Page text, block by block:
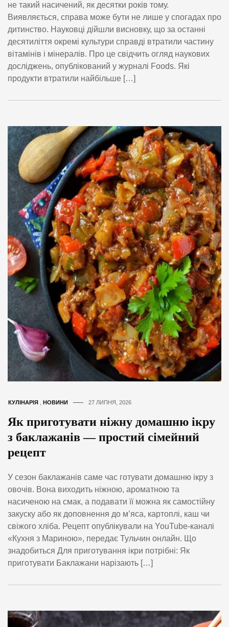
не такий насичений, як десятки років тому.
Виявляється, справа може бути не лише у спогадах про
дитинство. Науковці дійшли висновку, що за останні
десятиліття окремі культури справді втратили частину
вітамінів і мінералів. Про це свідчить огляд наукових
досліджень, опублікований у журналі Foods. Які
продукти втратили найбільше […]
КУЛІНАРІЯ НОВИНИ 27 ЛИПНЯ, 2026
Як приготувати ніжну домашню ікру
з баклажанів — простий сімейний
рецепт
У сезон баклажанів саме час готувати домашню ікру з
овочів. Вона виходить ніжною, ароматною та
насиченою на смак, а подавати її можна як самостійну
закуску або як доповнення до м’яса, картоплі, каш чи
свіжого хліба. Рецепт опублікували на YouTube-каналі
«Кухня з Мариною», передає Тульчин онлайн. Що
знадобиться Для приготування ікри потрібні: Як
приготувати Баклажани нарізають […]